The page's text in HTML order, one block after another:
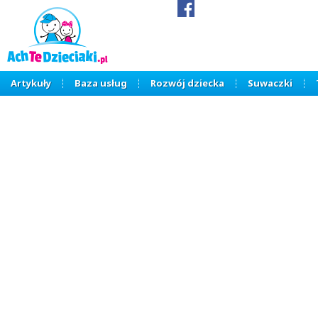
Artykuły Baza usług Rozwój dziecka Suwaczki